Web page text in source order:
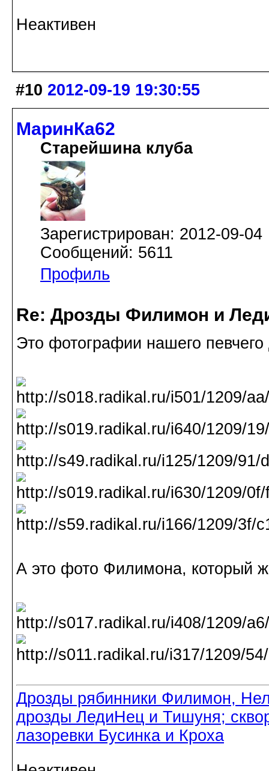
Неактивен
#10 2012-09-19 19:30:55
МаринКа62
Старейшина клуба
Зарегистрирован: 2012-09-04
Сообщений: 5611
Профиль
Re: Дрозды Филимон и
Это фотографии нашего певчего
А это фото Филимона, который
Дрозды рябинники Филимон,
дрозды ЛедиНец и Тишуня;
лазоревки Бусинка и Кроха